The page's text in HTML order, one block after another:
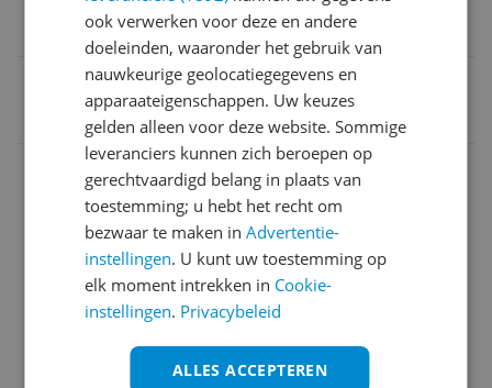
0197497717495
Aansluitingen
Algemeen
Algemene kenmerken
Draadloze verbindingen
Functies
ook verwerken voor deze en andere
doeleinden, waaronder het gebruik van
nauwkeurige geolocatiegegevens en
apparaateigenschappen. Uw keuzes
gelden alleen voor deze website. Sommige
leveranciers kunnen zich beroepen op
gerechtvaardigd belang in plaats van
toestemming; u hebt het recht om
bezwaar te maken inAdvertentie-
instellingen. U kunt uw toestemming op
elk moment intrekken in Cookie-
instellingen. Privacybeleid
ALLES ACCEPTEREN